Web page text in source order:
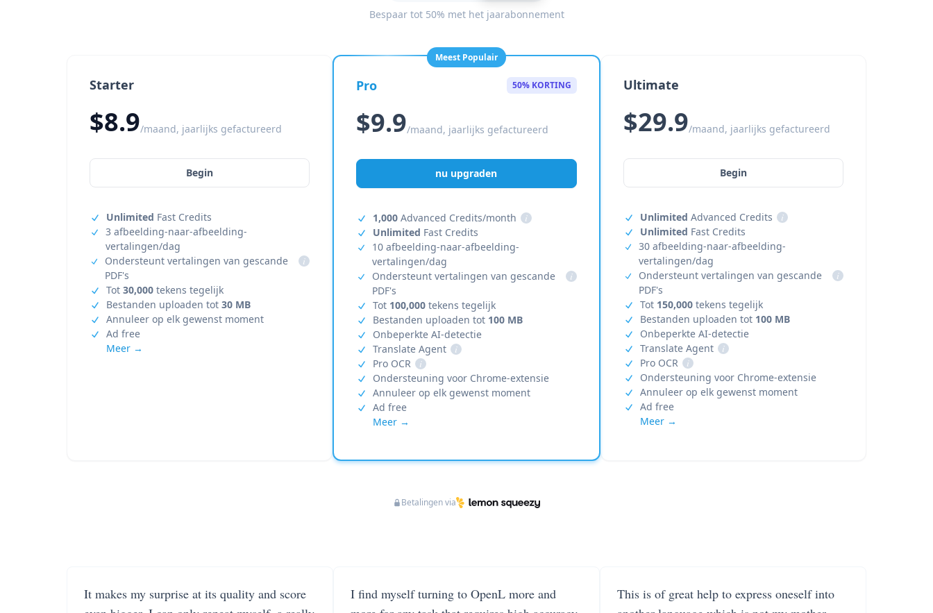
Bespaar tot 50% met het jaarabonnement
Starter
$8.9/maand, jaarlijks gefactureerd
Begin
Unlimited Fast Credits
3 afbeelding-naar-afbeelding-
vertalingen/dag
Ondersteunt vertalingen van gescande
PDF's
i
Tot 30,000 tekens tegelijk
Bestanden uploaden tot 30 MB
Annuleer op elk gewenst moment
Ad free
Meer →
Meest Populair
Pro 50% KORTING
$9.9/maand, jaarlijks gefactureerd
nu upgraden
1,000 Advanced Credits/month
i
Unlimited Fast Credits
10 afbeelding-naar-afbeelding-
vertalingen/dag
Ondersteunt vertalingen van gescande
PDF's
i
Tot 100,000 tekens tegelijk
Bestanden uploaden tot 100 MB
Onbeperkte AI-detectie
Translate Agent
i
Pro OCR
i
Ondersteuning voor Chrome-extensie
Annuleer op elk gewenst moment
Ad free
Meer →
Ultimate
$29.9/maand, jaarlijks gefactureerd
Begin
Unlimited Advanced Credits
i
Unlimited Fast Credits
30 afbeelding-naar-afbeelding-
vertalingen/dag
Ondersteunt vertalingen van gescande
PDF's
i
Tot 150,000tekens tegelijk
Bestanden uploaden tot 100 MB
Onbeperkte AI-detectie
Translate Agent
i
Pro OCR
i
Ondersteuning voor Chrome-extensie
Annuleer op elk gewenst moment
Ad free
Meer →
Betalingen via
It makes my surprise at its quality and score
I find myself turning to OpenL more and
This is of great help to express oneself into